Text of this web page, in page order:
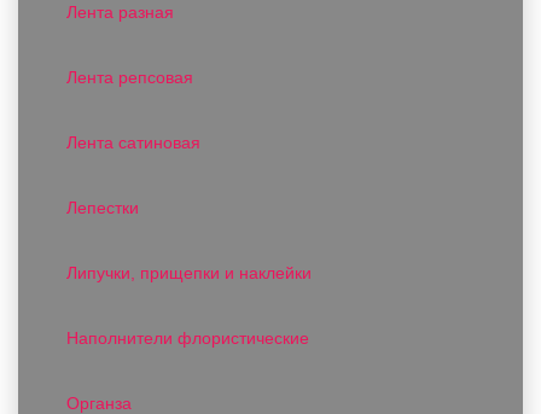
Лента разная
Лента репсовая
Лента сатиновая
Лепестки
Липучки, прищепки и наклейки
Наполнители флористические
Органза